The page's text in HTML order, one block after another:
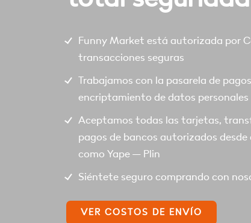
Funny Market está autorizada por
transacciones seguras
Trabajamos con la pasarela de
encriptamiento de datos personales
Aceptamos todas las tarjetas,
pagos de bancos autorizados desde
como Yape – Plin
Siéntete seguro comprando con
VER COSTOS DE ENVÍO